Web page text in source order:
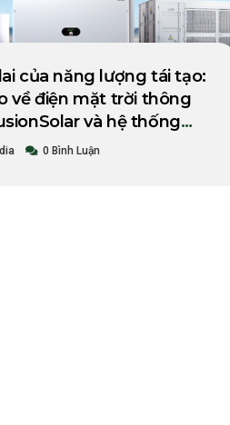
của năng lượng tái tạo:
về điện mặt trời thông
và hệ thống
mô lớn của Huawei
0 Bình Luận